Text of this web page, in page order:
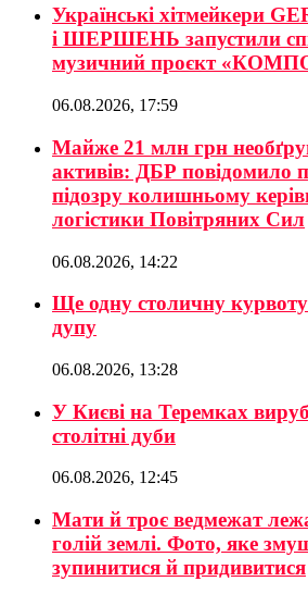
Українські хітмейкери
і ШЕРШЕНЬ запустили
музичний проєкт
06.08.2026, 17:59
Майже 21 млн грн
активів: ДБР повідомило
підозру колишньому
логістики Повітряних Сил
06.08.2026, 14:22
Ще одну столичну
дупу
06.08.2026, 13:28
У Києві на Теремках
столітні дуби
06.08.2026, 12:45
Мати й троє ведмежат
голій землі. Фото, яке
зупинитися й придивитися